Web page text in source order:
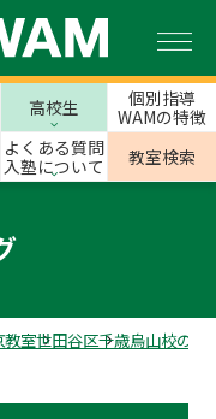
高校生
個別指導
WAMの特徴
よくある質問
入塾について
教室検索
教室世田谷区千歳烏山校のス